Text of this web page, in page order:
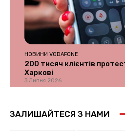
НОВИНИ VODAFONE
200 тисяч клієнтів
Харкові
3 Липня 2026
ЗАЛИШАЙТЕСЯ З НАМИ